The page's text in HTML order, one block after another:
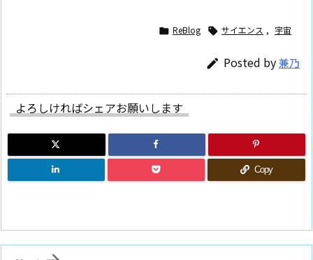
 ReBlog  サイエンス , 宇宙
 Posted by兼乃
よろしければシェアお願いします
Copy